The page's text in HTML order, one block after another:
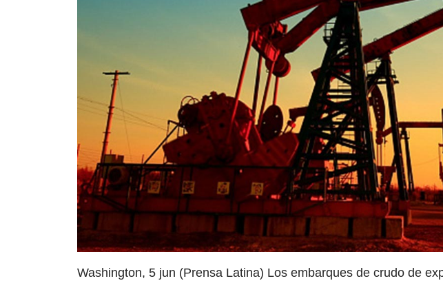
Washington, 5 jun (Prensa Latina) Los embarques de crudo de